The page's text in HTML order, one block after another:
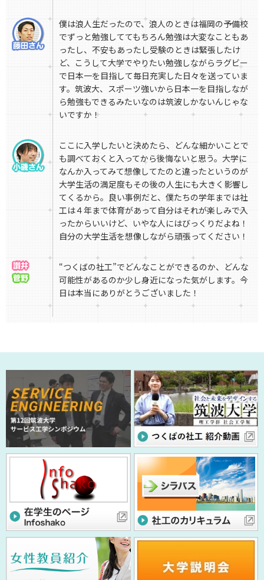
僕は浪人生だったので、浪人のときは福岡の予備校
でずっと勉強しててもちろん勉強は大変なこともあ
ったし、不安もあったし受験のときは緊張したけ
ど、こうして大学でやりたい勉強しながらラグビー
で日本一を目指して毎日充実した日々を送っていま
す。筑波大、スポーツ強いから日本一を目指しなが
ら勉強もできるみたいなのは筑波しかないんじゃな
いですか！
ここに入学したいと決めたら、どんな細かいことで
も調べておくと入ってから後悔ないと思う。大学に
なんか入ってみて想像してたのと違ったというのが
大学生活の満足度もその後の人生にも大きく影響し
てくるから。良い事例だと、僕たちの学年までは社
工は４年まで体育があって自分はそれが楽しみで入
ったからいいけど、いやな人にはびっくりだよね！
自分の大学生活を想像しながら頑張ってください！
“つくばの社工”でどんなことができるのか、どんな
可能性があるのか少し身近になった気がします。今
日は本当にありがとうございました！